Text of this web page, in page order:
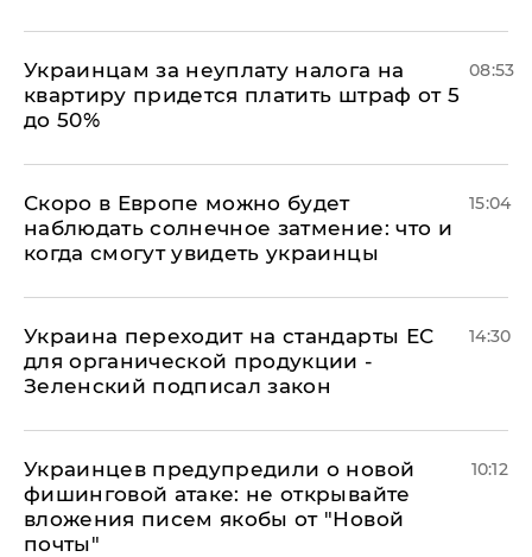
Украинцам за неуплату налога на
квартиру придется платить штраф от 5
до 50%
08:53
Скоро в Европе можно будет
наблюдать солнечное затмение: что и
когда смогут увидеть украинцы
15:04
Украина переходит на стандарты ЕС
для органической продукции -
Зеленский подписал закон
14:30
Украинцев предупредили о новой
фишинговой атаке: не открывайте
вложения писем якобы от "Новой
почты"
10:12